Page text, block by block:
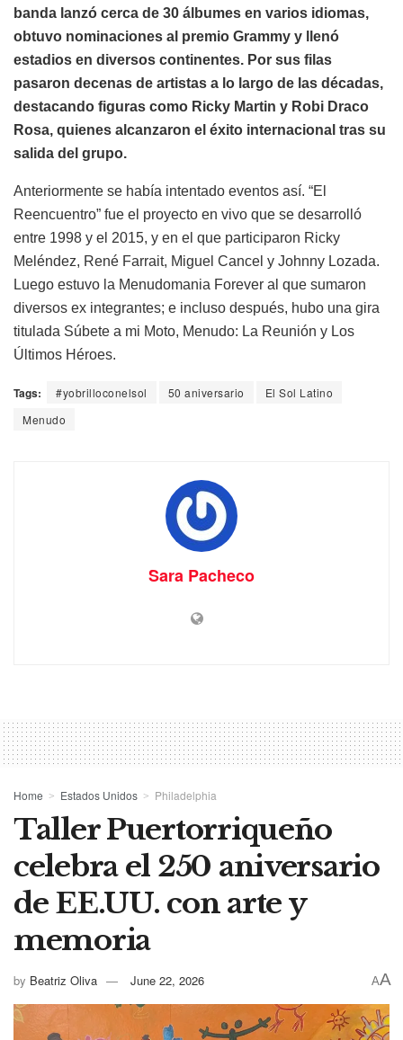
banda lanzó cerca de 30 álbumes en varios idiomas,
obtuvo nominaciones al premio Grammy y llenó
estadios en diversos continentes. Por sus filas
pasaron decenas de artistas a lo largo de las décadas,
destacando figuras como Ricky Martin y Robi Draco
Rosa, quienes alcanzaron el éxito internacional tras su
salida del grupo.
Anteriormente se había intentado eventos así. “El
Reencuentro” fue el proyecto en vivo que se desarrolló
entre 1998 y el 2015, y en el que participaron Ricky
Meléndez, René Farrait, Miguel Cancel y Johnny Lozada.
Luego estuvo la Menudomania Forever al que sumaron
diversos ex integrantes; e incluso después, hubo una gira
titulada Súbete a mi Moto, Menudo: La Reunión y Los
Últimos Héroes.
Tags: #yobrilloconelsol 50 aniversario
El Sol Latino
Menudo
Sara Pacheco
Home Estados Unidos Philadelphia
Taller Puertorriqueño
celebra el 250 aniversario
de EE.UU. con arte y
memoria
by Beatriz Oliva June 22, 2026 AA